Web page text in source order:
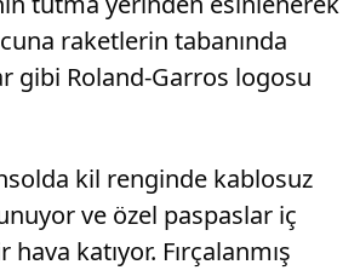
raketlerin tabanında
gibi Roland-Garros logosu
kil renginde kablosuz
ve özel paspaslar iç
hava katıyor. Fırçalanmış